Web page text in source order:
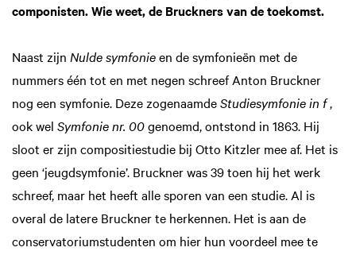
componisten. Wie weet, de Bruckners van de toekomst.
Naast zijn Nulde symfonieen de symfonieën met de
nummers één tot en met negen schreef Anton Bruckner
nog een symfonie. Deze zogenaamdeStudiesymfonie in f,
ook wel Symfonie nr. 00genoemd, ontstond in 1863. Hij
sloot er zijn compositiestudie bij Otto Kitzler mee af. Het is
geen ‘jeugdsymfonie’. Bruckner was 39 toen hij het werk
schreef, maar het heeft alle sporen van een studie. Al is
overal de latere Bruckner te herkennen. Het is aan de
conservatoriumstudenten om hier hun voordeel mee te